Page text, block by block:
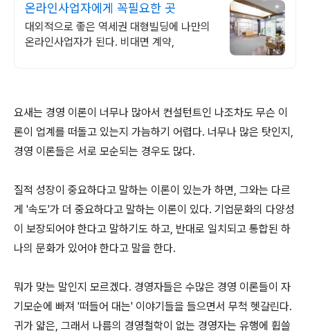
온라인사업자에게 꼭필요한 곳
대외적으로 좋은 역세권 대형빌딩에 나만의
온라인사업자가 된다. 비대면 계약,
요새는 경영 이론이 너무나 많아서 컨설턴트인 나조차도 무슨 이
론이 업계를 떠돌고 있는지 가늠하기 어렵다. 너무나 많은 탓인지,
경영 이론들은 서로 모순되는 경우도 많다.
질적 성장이 중요하다고 말하는 이론이 있는가 하면, 그와는 다르
게 '속도'가 더 중요하다고 말하는 이론이 있다. 기업문화의 다양성
이 보장되어야 한다고 말하기도 하고, 반대로 일치되고 통합된 하
나의 문화가 있어야 한다고 말을 한다.
뭐가 맞는 말인지 모르겠다. 경영자들은 수많은 경영 이론들이 자
기모순에 빠져 '떠들어 대는' 이야기들을 들으면서 무척 헷갈린다.
귀가 얇은, 그래서 나름의 경영철학이 없는 경영자는 유행에 휩쓸